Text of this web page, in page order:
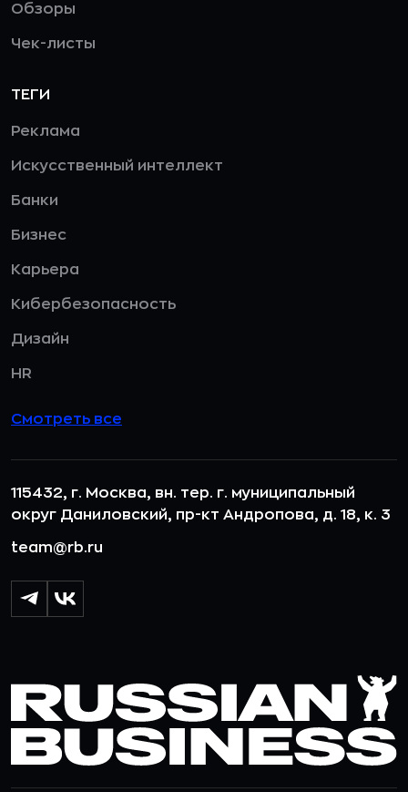
Обзоры
Чек-листы
ТЕГИ
Реклама
Искусственный интеллект
Банки
Бизнес
Карьера
Кибербезопасность
Дизайн
HR
Смотреть все
115432, г. Москва, вн. тер. г. муниципальный
округ Даниловский, пр-кт Андропова, д. 18, к. 3
team@rb.ru